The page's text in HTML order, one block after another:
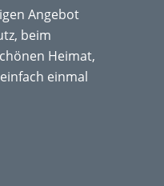
Angebot
beim
Heimat,
einmal